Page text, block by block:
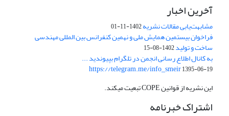
آخرین اخبار
مشابهت‌یابی مقالات نشریه1402-11-01
فراخوان بیستمین همایش ملی و نهمین کنفرانس بین المللی مهندسی
ساخت و تولید1402-08-15
به کانال اطلاع رسانی انجمن در تلگرام بپیوندید ...
https://telegram.me/info_smeir1395-06-19
این نشریه از قوانین COPE تبعیت میکند.
اشتراک خبرنامه